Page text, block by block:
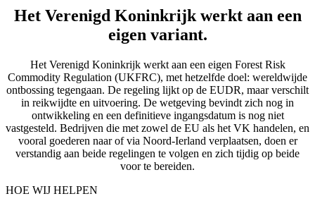
Het Verenigd Koninkrijk werkt aan een
eigen variant.
Het Verenigd Koninkrijk werkt aan een eigen Forest Risk
Commodity Regulation (UKFRC), met hetzelfde doel: wereldwijde
ontbossing tegengaan. De regeling lijkt op de EUDR, maar verschilt
in reikwijdte en uitvoering. De wetgeving bevindt zich nog in
ontwikkeling en een definitieve ingangsdatum is nog niet
vastgesteld. Bedrijven die met zowel de EU als het VK handelen, en
vooral goederen naar of via Noord-Ierland verplaatsen, doen er
verstandig aan beide regelingen te volgen en zich tijdig op beide
voor te bereiden.
HOE WIJ HELPEN